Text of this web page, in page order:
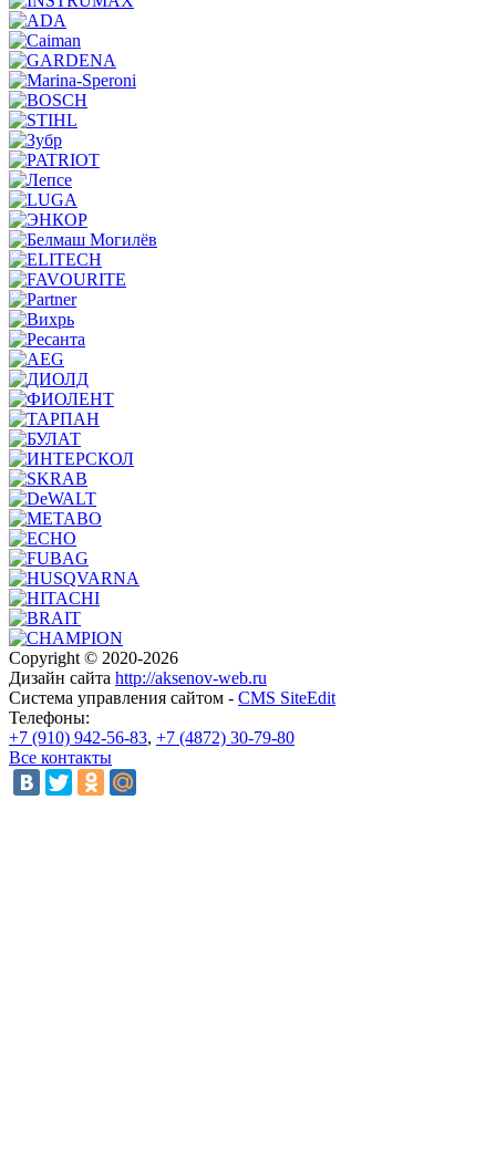
Copyright © 2020-2026
Дизайн сайта http://aksenov-web.ru
Система управления сайтом - CMS SiteEdit
Телефоны:
+7 (910) 942-56-83, +7 (4872) 30-79-80
Все контакты